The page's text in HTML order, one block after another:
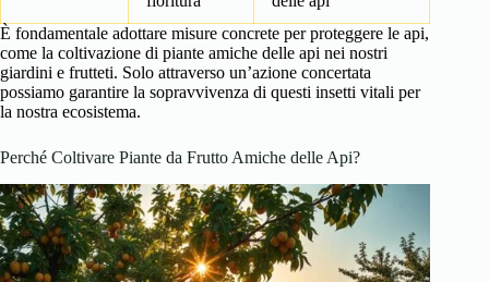
È fondamentale adottare misure concrete per proteggere le api,
come la coltivazione di piante amiche delle api nei nostri
giardini e frutteti. Solo attraverso un’azione concertata
possiamo garantire la sopravvivenza di questi insetti vitali per
la nostra ecosistema.
Perché Coltivare Piante da Frutto Amiche delle Api?